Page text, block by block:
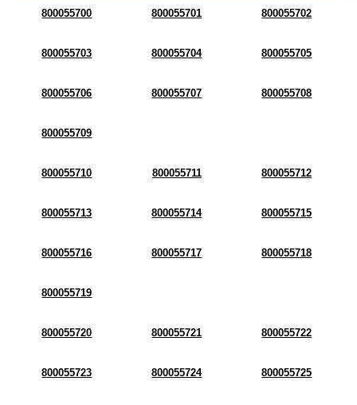
800055700 800055701 800055702
800055703 800055704 800055705
800055706 800055707 800055708
800055709
800055710 800055711 800055712
800055713 800055714 800055715
800055716 800055717 800055718
800055719
800055720 800055721 800055722
800055723 800055724 800055725